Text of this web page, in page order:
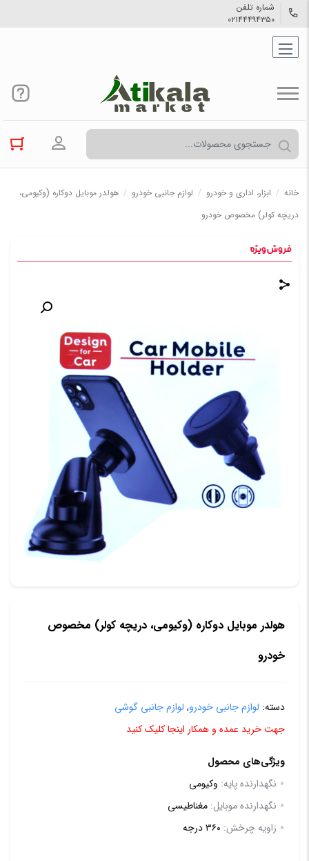
شماره تلفن
۰۲۱۴۴۴۹۴۳۵۰
ورود به
خانه / ابزار، اداری و خودرو / لوازم جانبی خودرو / هولدر موبایل دوکاره (وکیومی،
دریچه کولر) مخصوص خودرو
هولدر موبایل دوکاره (وکیومی، دریچه کولر) مخصوص
خودرو
دسته: لوازم جانبی خودرو, لوازم جانبی گوشی
جهت خرید عمده و همکار اینجا کلیک کنید
ویژگی‌های محصول
نگهدارنده پایه: وکیومی
نگهدارنده موبایل: مغناطیسی
زاویه چرخش: ۳۶۰ درجه